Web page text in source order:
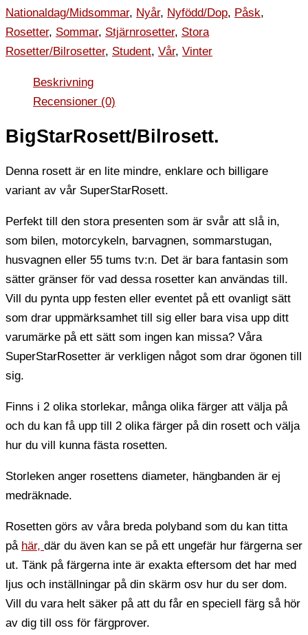
Nationaldag/Midsommar, Nyår, Nyfödd/Dop, Påsk,
Rosetter, Sommar, Stjärnrosetter, Stora
Rosetter/Bilrosetter, Student, Vår, Vinter
Beskrivning
Recensioner (0)
BigStarRosett/Bilrosett.
Denna rosett är en lite mindre, enklare och billigare
variant av vår SuperStarRosett.
Perfekt till den stora presenten som är svår att slå in,
som bilen, motorcykeln, barvagnen, sommarstugan,
husvagnen eller 55 tums tv:n. Det är bara fantasin som
sätter gränser för vad dessa rosetter kan användas till.
Vill du pynta upp festen eller eventet på ett ovanligt sätt
som drar uppmärksamhet till sig eller bara visa upp ditt
varumärke på ett sätt som ingen kan missa? Våra
SuperStarRosetter är verkligen något som drar ögonen till
sig.
Finns i 2 olika storlekar, många olika färger att välja på
och du kan få upp till 2 olika färger på din rosett och välja
hur du vill kunna fästa rosetten.
Storleken anger rosettens diameter, hängbanden är ej
medräknade.
Rosetten görs av våra breda polyband som du kan titta
på här, där du även kan se på ett ungefär hur färgerna ser
ut. Tänk på färgerna inte är exakta eftersom det har med
ljus och inställningar på din skärm osv hur du ser dom.
Vill du vara helt säker på att du får en speciell färg så hör
av dig till oss för färgprover.